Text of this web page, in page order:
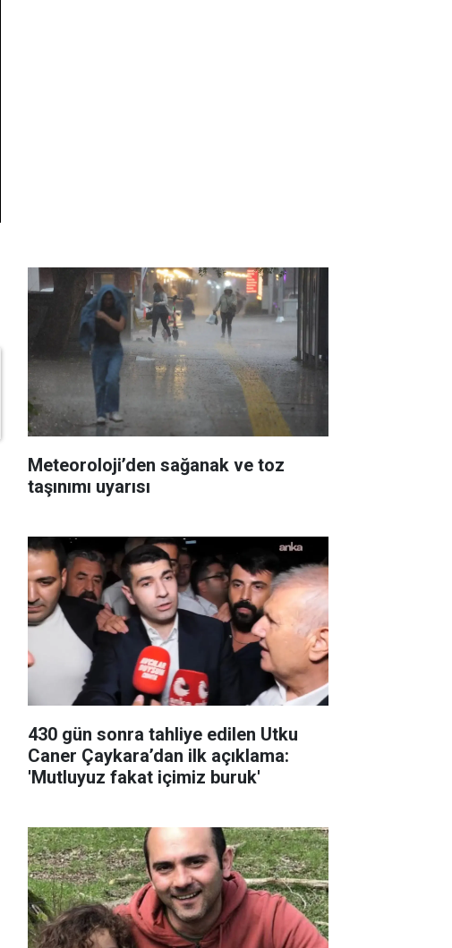
Meteoroloji’den sağanak ve toz
taşınımı uyarısı
430 gün sonra tahliye edilen Utku
Caner Çaykara’dan ilk açıklama:
'Mutluyuz fakat içimiz buruk'